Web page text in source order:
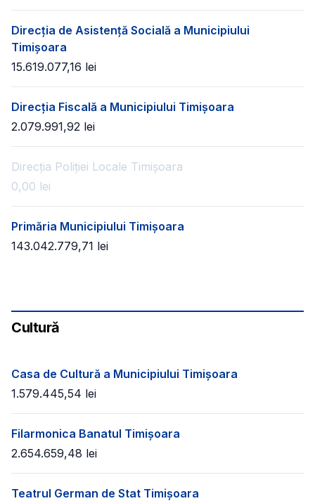
Direcția de Asistență Socială a Municipiului
Timișoara
15.619.077,16 lei
Direcția Fiscală a Municipiului Timișoara
2.079.991,92 lei
Direcția Poliției Locale Timișoara
0,00 lei
Primăria Municipiului Timișoara
143.042.779,71 lei
Cultură
Casa de Cultură a Municipiului Timișoara
1.579.445,54 lei
Filarmonica Banatul Timișoara
2.654.659,48 lei
Teatrul German de Stat Timișoara